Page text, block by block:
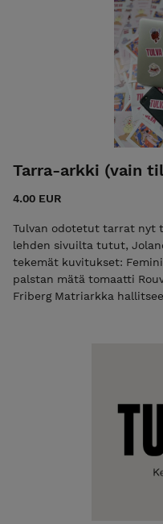
dekolonisaation eteen? Kuvanveistäjä Man Yau tekee
kaunista taidetta rumista asioista. +50
feminististä journalismia,
Tarra-arkki (vain
4.00 EUR
Tulvan odotetut tarrat nyt
lehden sivuilta tutut,
tekemät kuvitukset: Feministin sanakirja Häpeäpaalu-
palstan mätä tomaatti Rouva Aina Matilda G. af Soldan-
Friberg Matriarkka hallitsee maailmaa Humöörit